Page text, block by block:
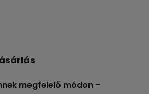
megfelelő módon –